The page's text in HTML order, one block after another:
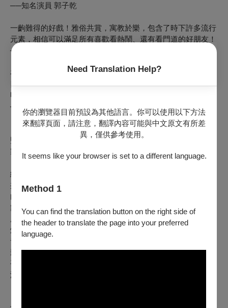
Need Translation Help?
你的瀏覽器目前預設為其他語言。你可以使用以下方法
來翻譯頁面，請注意，翻譯內容可能與中文原文有所差
異，僅供參考使用。
It seems like your browser is set to a different language.
Method 1
You can find the translation button on the right side of
the header to translate the page into your preferred
language.
──知名演員 郭子乾
一齣難得的好戲！雅俗共賞，寓教於樂，包含了時下許多流行
元素，相信可以滿足所有喜歡看熱鬧、還有看門道的好朋友！
──金獎主持人 曾國城
在極簡元素中，使出渾身解數，逗樂觀眾；然而黃致凱對中國
四大愛情故事與現代男女關係的新解，則是他破繭而出的證
明；這是超出我意料的！
──資深影評人 聞天祥
【工作團隊】
監製｜林佳鋒、江智慧
製作人｜王宣琳
編導｜黃致凱
共同創作發想｜朱德剛、杜詩梅、林木森、吳長愷、錢君銜、
白靜宜、王識安、鄭德壽
舞台設計｜李柏霖
服裝造型設計｜李復真
燈光設計｜許家盈
音樂設計｜徐 文
影像設計｜黃仁君
平面設計｜唐聖瀚（北士設計）
演員（本劇為二男一女組合）｜百 白、郭耀仁、林木森